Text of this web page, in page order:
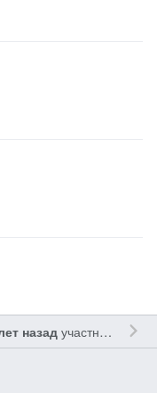
назадучастником Gleb